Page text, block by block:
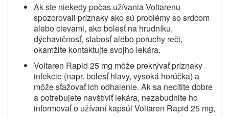
Ak ste niekedy počas užívania Voltarenu
spozorovali príznaky ako sú problémy so srdcom
alebo cievami, ako bolesť na hrudníku,
dýchavičnosť, slabosť alebo poruchy reči,
okamžite kontaktujte svojho lekára.
Voltaren Rapid 25 mg môže prekrývať príznaky
infekcie (napr. bolesť hlavy, vysoká horúčka) a
môže sťažovať ich odhalenie. Ak sa necítite dobre
a potrebujete navštíviť lekára, nezabudnite ho
informovať o užívaní kapsúl Voltaren Rapid 25 mg,